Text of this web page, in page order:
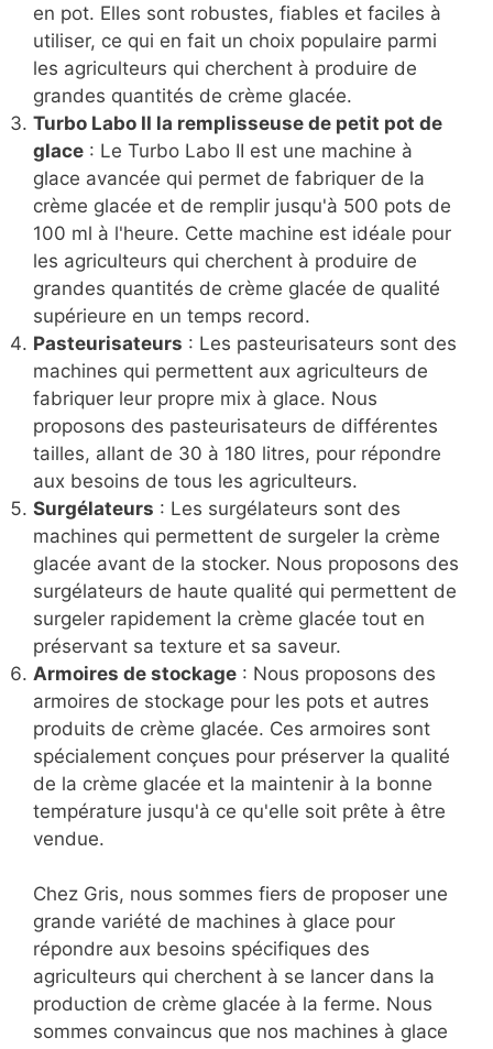
en pot. Elles sont robustes, fiables et faciles à
utiliser, ce qui en fait un choix populaire parmi
les agriculteurs qui cherchent à produire de
grandes quantités de crème glacée.
Turbo Labo II la remplisseuse de petit pot de
glace : Le Turbo Labo II est une machine à
glace avancée qui permet de fabriquer de la
crème glacée et de remplir jusqu'à 500 pots de
100 ml à l'heure. Cette machine est idéale pour
les agriculteurs qui cherchent à produire de
grandes quantités de crème glacée de qualité
supérieure en un temps record.
Pasteurisateurs : Les pasteurisateurs sont des
machines qui permettent aux agriculteurs de
fabriquer leur propre mix à glace. Nous
proposons des pasteurisateurs de différentes
tailles, allant de 30 à 180 litres, pour répondre
aux besoins de tous les agriculteurs.
Surgélateurs : Les surgélateurs sont des
machines qui permettent de surgeler la crème
glacée avant de la stocker. Nous proposons des
surgélateurs de haute qualité qui permettent de
surgeler rapidement la crème glacée tout en
préservant sa texture et sa saveur.
Armoires de stockage : Nous proposons des
armoires de stockage pour les pots et autres
produits de crème glacée. Ces armoires sont
spécialement conçues pour préserver la qualité
de la crème glacée et la maintenir à la bonne
température jusqu'à ce qu'elle soit prête à être
vendue.
Chez Gris, nous sommes fiers de proposer une
grande variété de machines à glace pour
répondre aux besoins spécifiques des
agriculteurs qui cherchent à se lancer dans la
production de crème glacée à la ferme. Nous
sommes convaincus que nos machines à glace